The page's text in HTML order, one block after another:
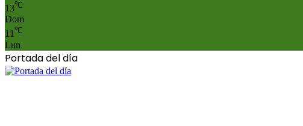
13℃
Dom
11℃
Lun
Portada del día